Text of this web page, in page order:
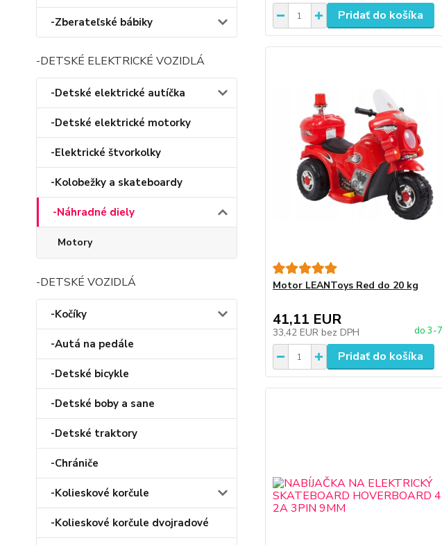
-Zberateľské bábiky
-DETSKÉ ELEKTRICKÉ VOZIDLÁ
-Detské elektrické autíčka
-Detské elektrické motorky
-Elektrické štvorkolky
-Kolobežky a skateboardy
-Náhradné diely
Motory
-DETSKÉ VOZIDLÁ
-Kočíky
-Autá na pedále
-Detské bicykle
-Detské boby a sane
-Detské traktory
-Chrániče
-Kolieskové korčule
-Kolieskové korčule dvojradové
Pridať do košíka
Motor LEANToys Red do 20 kg
41,11 EUR
33,42 EUR bez DPH do 3-
Pridať do košíka